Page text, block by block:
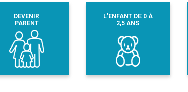
DEVENIR
PARENT
L’ENFANT DE 0 À
2,5 ANS